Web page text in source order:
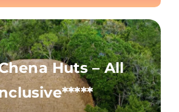
O NAS
BLOG
Huts – All